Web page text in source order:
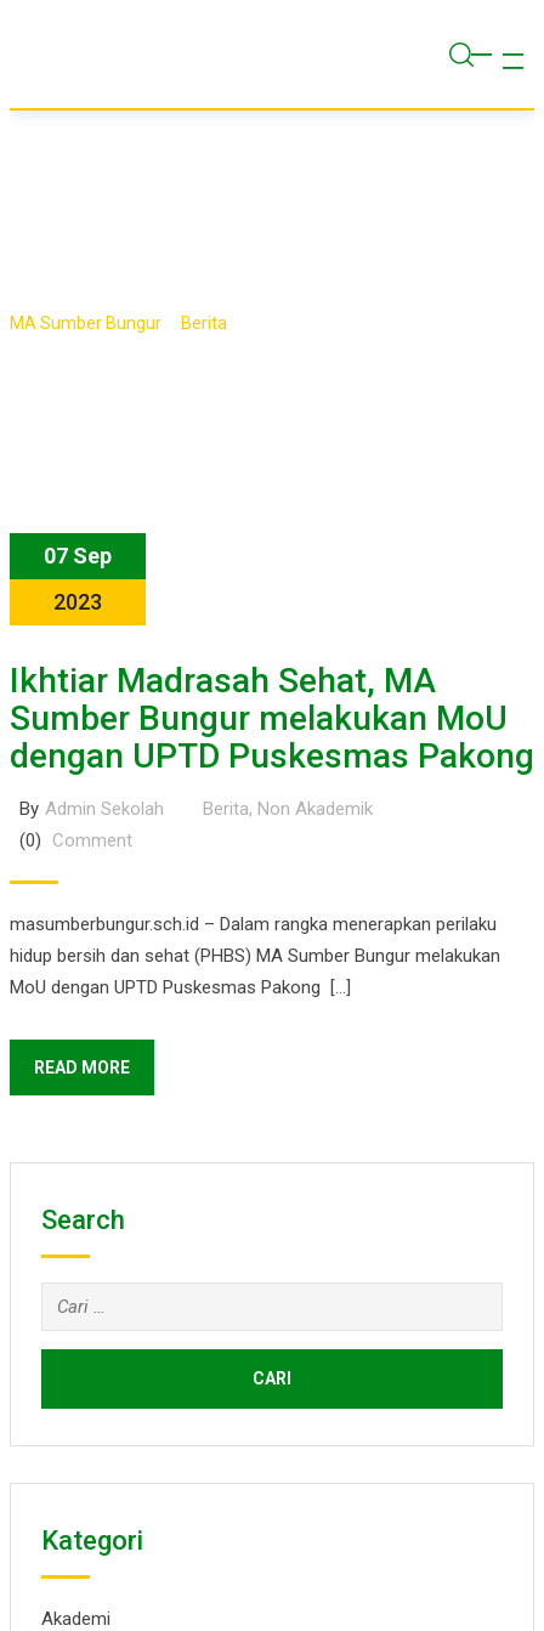
MA Sumber Bungur Berita
07 Sep
2023
Ikhtiar Madrasah Sehat, MA
Sumber Bungur melakukan MoU
dengan UPTD Puskesmas Pakong
By Admin Sekolah Berita, Non Akademik
(0)
Comment
masumberbungur.sch.id – Dalam rangka menerapkan perilaku
hidup bersih dan sehat (PHBS) MA Sumber Bungur melakukan
MoU dengan UPTD Puskesmas Pakong […]
READ MORE
Search
Cari
untuk:
Kategori
Akademi